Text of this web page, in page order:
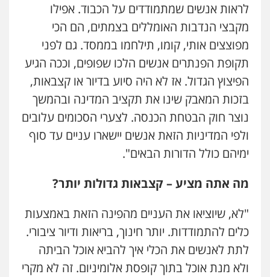
לראות אנשים שמתמודדים על הכבוד. אפילו
מקבצי הנדבות האומללים בצמתים, הם הכי
מפוצצים אותי, קומו, תילחמו בממסד. גם לפני
תקופת הפנתרים אנשים הלכו שפופים, וככה הגיע
הפיצוץ הגדול. אז לא היה סיוע בדיור או קצבאות,
בזכות המאבק שינו את תקציב המדינה ובהמשך
נוצר חוק הבטחת הכנסה. לצערי הסכומים עלובים
ולפי המדיניות הזאת אנשים יישארו עניים עד סוף
ימיהם כולל הדורות הבאים".
מה אתה מציע – קצבאות גדולות יותר?
"לא, שיוציאו את העניים מהפינה הזאת באמצעות
כלים להתמודדות. יותר חינוך, בריאות ודיור ציבורי.
לתת לאנשים את הכלי איך להביא אוכל הביתה
ולא מנת אוכל בתוך קופסת אלומיניום. זה לא מקרי